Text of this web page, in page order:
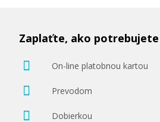
Zaplaťte, ako potrebujete
On-line platobnou kartou
Prevodom
Dobierkou